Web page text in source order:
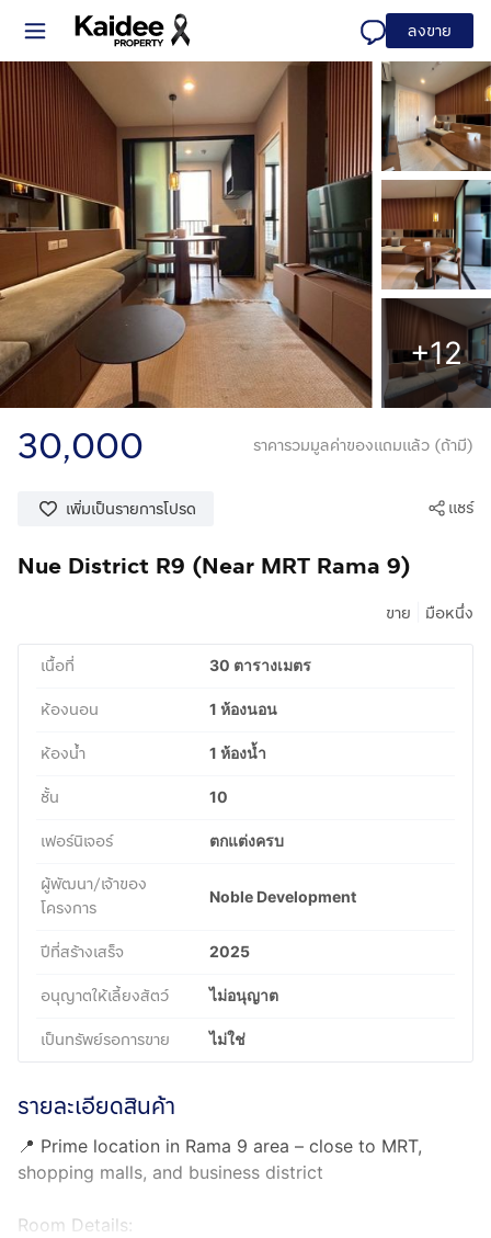
ลงขาย
+12
30,000 ราคารวมมูลค่าของแถมแล้ว (ถ้ามี)
เพิ่มเป็นรายการโปรด แชร์
Nue District R9 (Near MRT Rama 9)
ขาย มือหนึ่ง
เนื้อที่ 30 ตารางเมตร
ห้องนอน 1 ห้องนอน
ห้องน้ำ 1 ห้องน้ำ
ชั้น 10
เฟอร์นิเจอร์ ตกแต่งครบ
ผู้พัฒนา/เจ้าของ
โครงการ
Noble Development
ปีที่สร้างเสร็จ 2025
อนุญาตให้เลี้ยงสัตว์ ไม่อนุญาต
เป็นทรัพย์รอการขาย ไม่ใช่
รายละเอียดสินค้า
📍 Prime location in Rama 9 area – close to MRT,
shopping malls, and business district
Room Details: